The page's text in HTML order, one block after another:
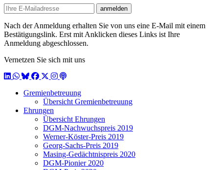
E-mail
anmelden
Nach der Anmeldung erhalten Sie von uns eine E-Mail mit einem
Bestätigungslink. Erst mit Anklicken dieses Links ist Ihre
Anmeldung abgeschlossen.
Vernetzen Sie sich mit uns
LinkedIn
WhatsApp
BlueSky
Facebook
X / Twitter
Instagram
Podcast
Gremienbetreuung
Übersicht Gremienbetreuung
Ehrungen
Übersicht Ehrungen
DGM-Nachwuchspreis 2019
Werner-Köster-Preis 2019
Georg-Sachs-Preis 2019
Masing-Gedächtnispreis 2020
DGM-Pionier 2020